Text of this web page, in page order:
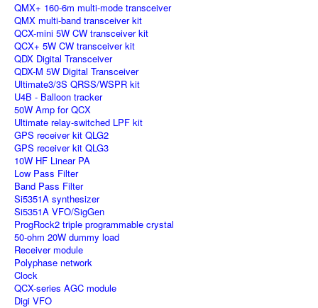
QMX+ 160-6m multi-mode transceiver
QMX multi-band transceiver kit
QCX-mini 5W CW transceiver kit
QCX+ 5W CW transceiver kit
QDX Digital Transceiver
QDX-M 5W Digital Transceiver
Ultimate3/3S QRSS/WSPR kit
U4B - Balloon tracker
50W Amp for QCX
Ultimate relay-switched LPF kit
GPS receiver kit QLG2
GPS receiver kit QLG3
10W HF Linear PA
Low Pass Filter
Band Pass Filter
Si5351A synthesizer
Si5351A VFO/SigGen
ProgRock2 triple programmable crystal
50-ohm 20W dummy load
Receiver module
Polyphase network
Clock
QCX-series AGC module
Digi VFO